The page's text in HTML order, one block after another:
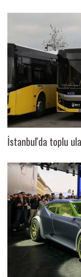
İstanbul'da toplu